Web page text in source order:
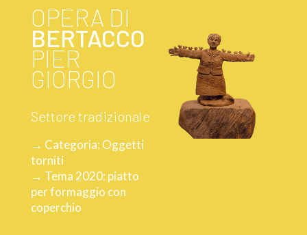
OPERA DI
BERTACCO
PIER
GIORGIO
Settore tradizionale
→ Categoria: Oggetti
torniti
→ Tema 2020: piatto
per formaggio con
coperchio